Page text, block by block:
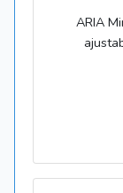
ARIA